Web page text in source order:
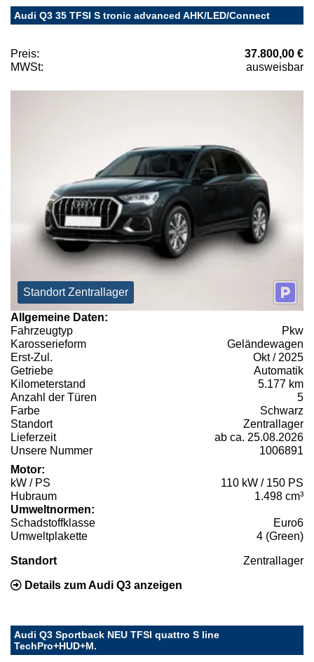
Audi Q3 35 TFSI S tronic advanced AHK/LED/Connect
Preis:
37.800,00 €
MWSt:
ausweisbar
Standort Zentrallager
Allgemeine Daten:
Fahrzeugtyp
Pkw
Karosserieform
Geländewagen
Erst-Zul.
Okt / 2025
Getriebe
Automatik
Kilometerstand
5.177 km
Anzahl der Türen
5
Farbe
Schwarz
Standort
Zentrallager
Lieferzeit
ab ca. 25.08.2026
Unsere Nummer
1006891
Motor:
kW / PS
110 kW / 150 PS
Hubraum
1.498 cm³
Umweltnormen:
Schadstoffklasse
Euro6
Umweltplakette
4 (Green)
Standort Zentrallager
Details zum Audi Q3 anzeigen
Audi Q3 Sportback NEU TFSI quattro S line
TechPro+HUD+M.